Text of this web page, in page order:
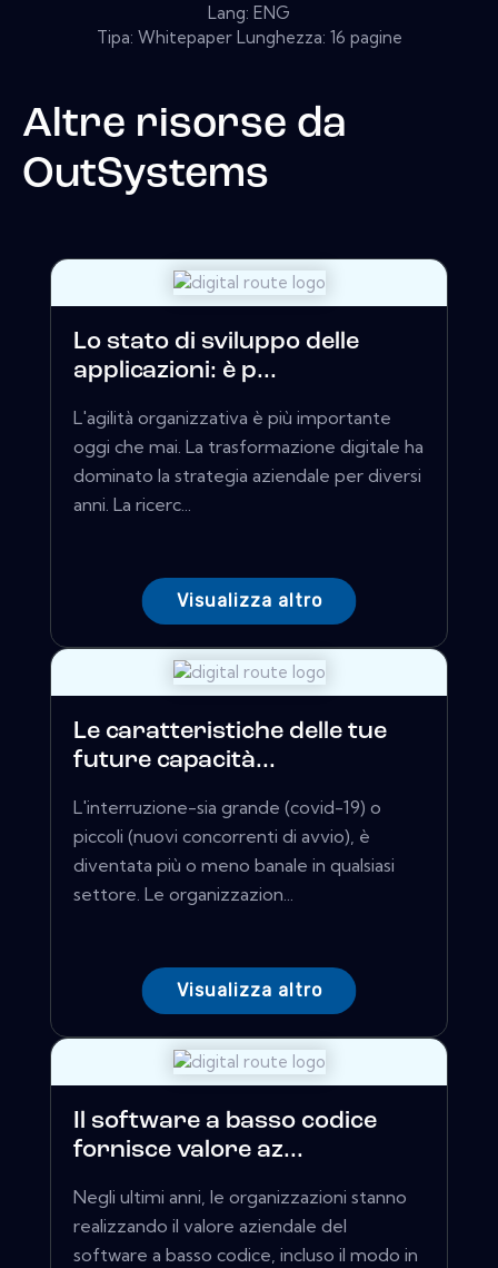
Lang: ENG
Tipa: Whitepaper Lunghezza: 16 pagine
Altre risorse da
OutSystems
Lo stato di sviluppo delle
applicazioni: è p...
L'agilità organizzativa è più importante
oggi che mai. La trasformazione digitale ha
dominato la strategia aziendale per diversi
anni. La ricerc...
Visualizza altro
Le caratteristiche delle tue
future capacità...
L'interruzione-sia grande (covid-19) o
piccoli (nuovi concorrenti di avvio), è
diventata più o meno banale in qualsiasi
settore. Le organizzazion...
Visualizza altro
Il software a basso codice
fornisce valore az...
Negli ultimi anni, le organizzazioni stanno
realizzando il valore aziendale del
software a basso codice, incluso il modo in